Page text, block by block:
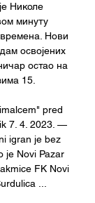
Николе
минуту
Нови
освојених
остао на
15.
pred
7. 4. 2023. —
igran je bez
je Novi Pazar
FK Novi
...